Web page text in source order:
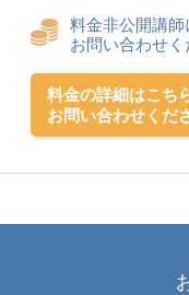
料金非公開講師
お問い合わせく
料金の詳細はこち
お問い合わせくだ